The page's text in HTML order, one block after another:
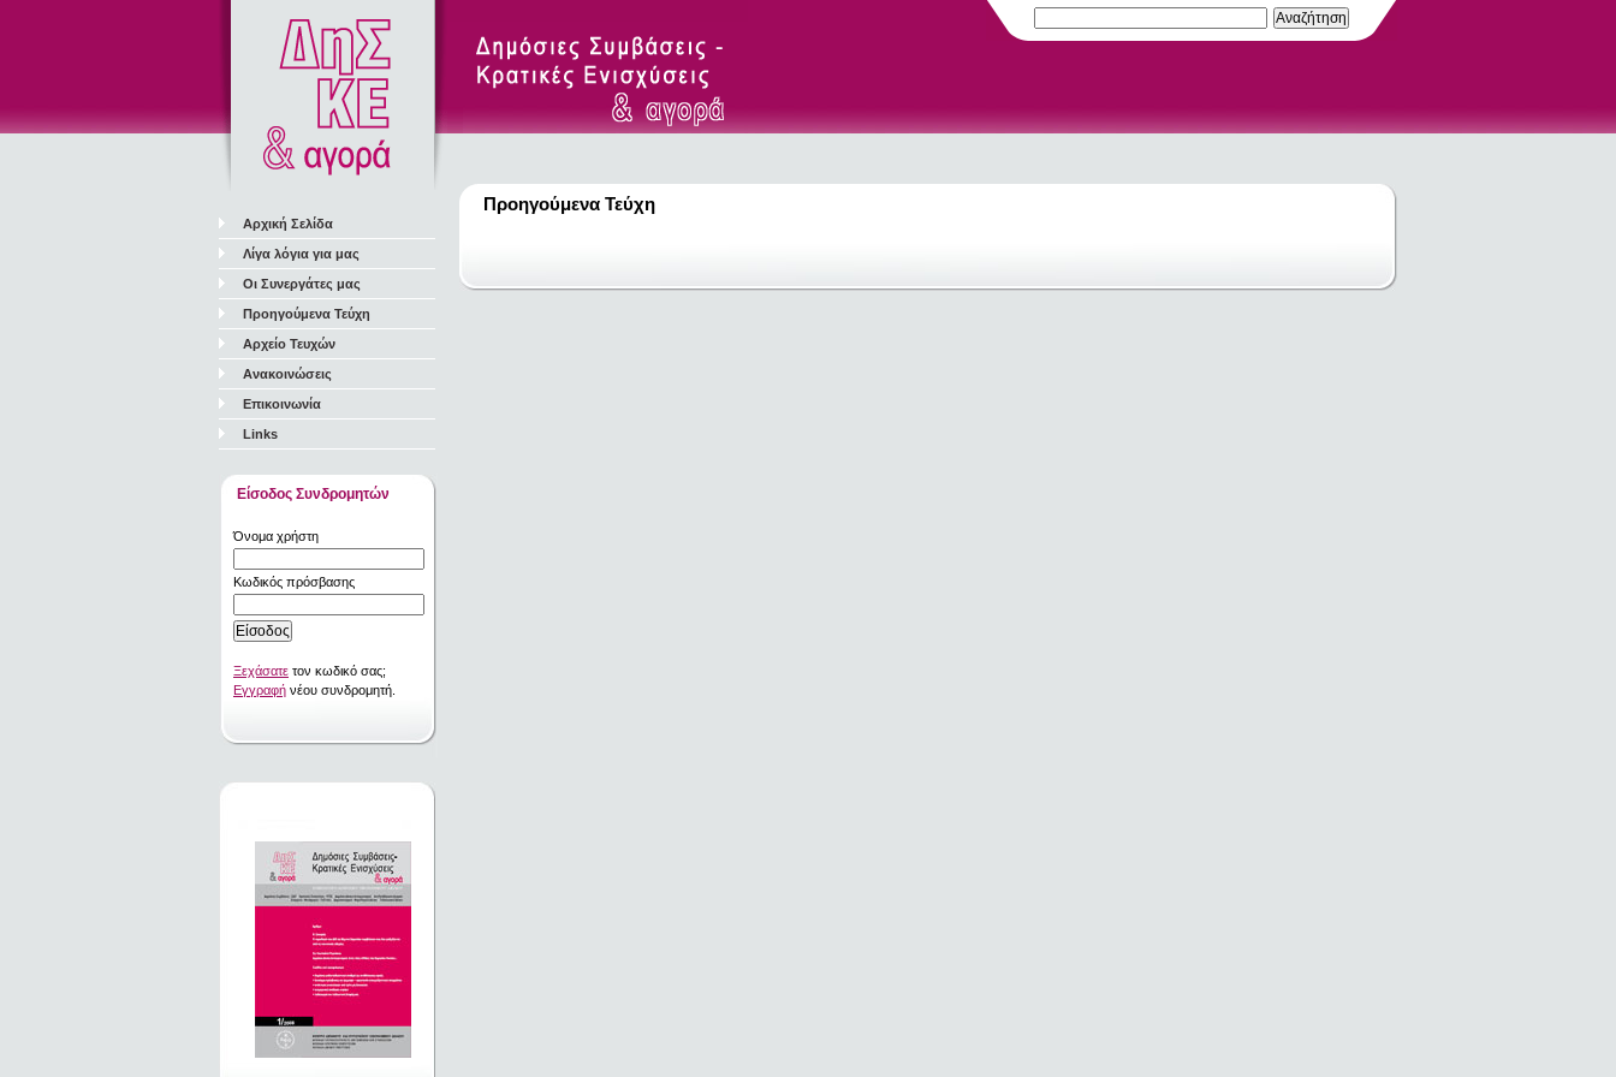
Αρχική Σελίδα
Λίγα λόγια για μας
Οι Συνεργάτες μας
Προηγούμενα Τεύχη
Αρχείο Τευχών
Ανακοινώσεις
Επικοινωνία
Links
Είσοδος Συνδρομητών
Όνομα χρήστη
Κωδικός πρόσβασης
Ξεχάσατε τον κωδικό σας;
Εγγραφή νέου συνδρομητή.
Προηγούμενα Τεύχη